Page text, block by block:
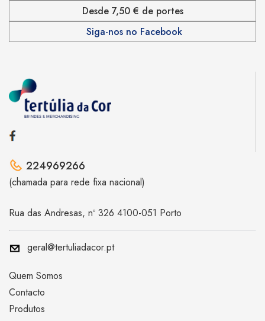
Desde 7,50 € de portes
Siga-nos no Facebook
224969266
(chamada para rede fixa nacional)
Rua das Andresas, nº 326 4100-051 Porto
geral@tertuliadacor.pt
Quem Somos
Contacto
Produtos